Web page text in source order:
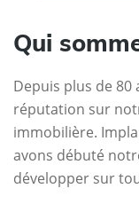
Qui
Depuis plus de
réputation sur
immobilière.
avons débuté
développer sur